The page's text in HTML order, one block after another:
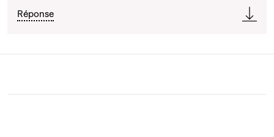
Réponse